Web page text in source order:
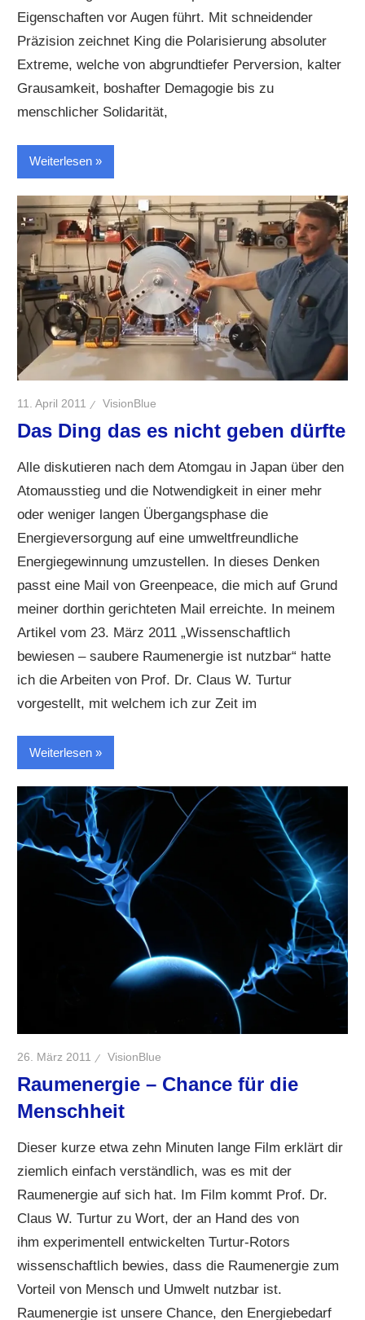
Eigenschaften vor Augen führt. Mit schneidender
Präzision zeichnet King die Polarisierung absoluter
Extreme, welche von abgrundtiefer Perversion, kalter
Grausamkeit, boshafter Demagogie bis zu
menschlicher Solidarität,
Weiterlesen
11. April 2011 VisionBlue
Das Ding das es nicht geben dürfte
Alle diskutieren nach dem Atomgau in Japan über den
Atomausstieg und die Notwendigkeit in einer mehr
oder weniger langen Übergangsphase die
Energieversorgung auf eine umweltfreundliche
Energiegewinnung umzustellen. In dieses Denken
passt eine Mail von Greenpeace, die mich auf Grund
meiner dorthin gerichteten Mail erreichte. In meinem
Artikel vom 23. März 2011 „Wissenschaftlich
bewiesen – saubere Raumenergie ist nutzbar“ hatte
ich die Arbeiten von Prof. Dr. Claus W. Turtur
vorgestellt, mit welchem ich zur Zeit im
Weiterlesen
26. März 2011 VisionBlue
Raumenergie – Chance für die
Menschheit
Dieser kurze etwa zehn Minuten lange Film erklärt dir
ziemlich einfach verständlich, was es mit der
Raumenergie auf sich hat. Im Film kommt Prof. Dr.
Claus W. Turtur zu Wort, der an Hand des von
ihm experimentell entwickelten Turtur-Rotors
wissenschaftlich bewies, dass die Raumenergie zum
Vorteil von Mensch und Umwelt nutzbar ist.
Raumenergie ist unsere Chance, den Energiebedarf